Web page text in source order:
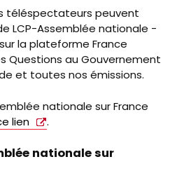
téléspectateurs peuvent
LCP-Assemblée nationale -
la plateforme France
Questions au Gouvernement
et toutes nos émissions.
nationale sur France
lien .
nationale sur